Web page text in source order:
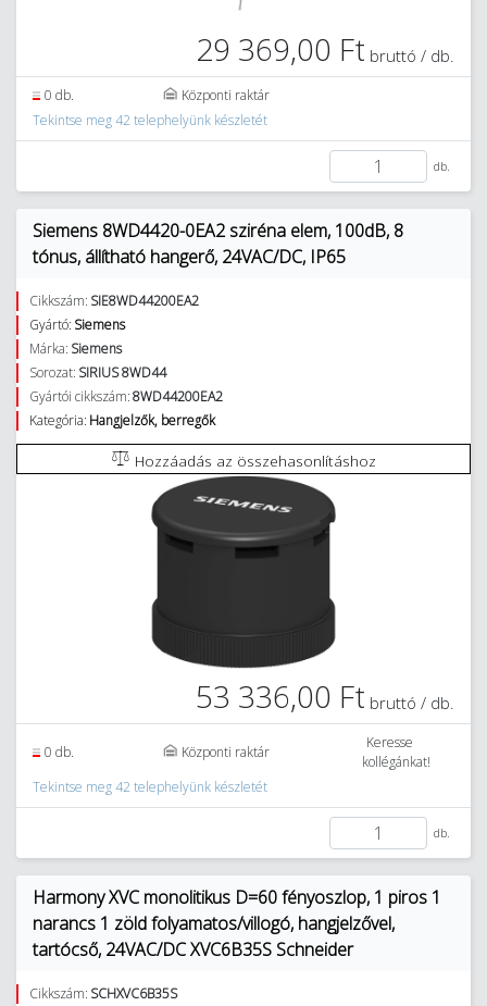
29 369,00 Ft bruttó / db.
0 db.
Központi raktár
Tekintse meg 42 telephelyünk készletét
db.
Siemens 8WD4420-0EA2 sziréna elem, 100dB, 8
tónus, állítható hangerő, 24VAC/DC, IP65
Cikkszám: SIE8WD44200EA2
Gyártó: Siemens
Márka: Siemens
Sorozat: SIRIUS 8WD44
Gyártói cikkszám:8WD44200EA2
Kategória: Hangjelzők, berregők
Hozzáadás az összehasonlításhoz
53 336,00 Ft bruttó / db.
0 db. Központi raktár
Keresse
kollégánkat!
Tekintse meg 42 telephelyünk készletét
db.
Harmony XVC monolitikus D=60 fényoszlop, 1 piros 1
narancs 1 zöld folyamatos/villogó, hangjelzővel,
tartócső, 24VAC/DC XVC6B35S Schneider
Cikkszám: SCHXVC6B35S